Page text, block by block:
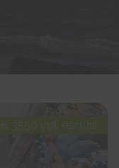
€ 3550 voli esclusi